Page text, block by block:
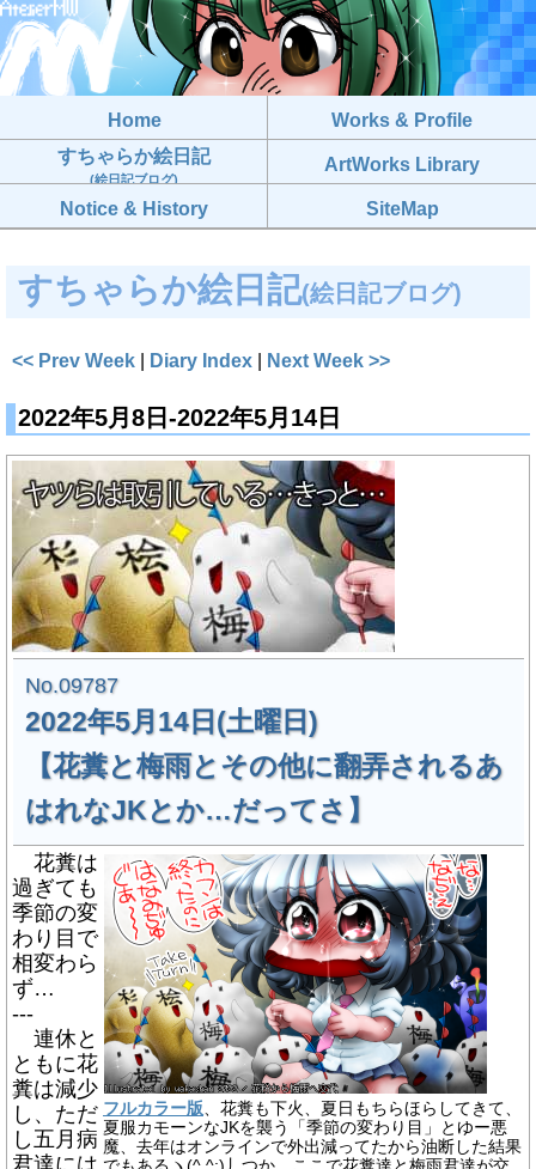
Home
Works & Profile
すちゃらか絵日記
(絵日記ブログ)
ArtWorks Library
Notice & History SiteMap
すちゃらか絵日記(絵日記ブログ)
<< Prev Week | Diary Index | Next Week >>
2022年5月8日-2022年5月14日
No.09787
2022年5月14日(土曜日)
【花糞と梅雨とその他に翻弄されるあ
はれなJKとか…だってさ】
フルカラー版、花糞も下火、夏日もちらほらしてきて、
夏服カモーンなJKを襲う「季節の変わり目」とゆー悪
魔、去年はオンラインで外出減ってたから油断した結果
花糞は
過ぎても
季節の変
わり目で
相変わら
ず…
---
連休と
ともに花
糞は減少
し、ただ
し五月病
君達には